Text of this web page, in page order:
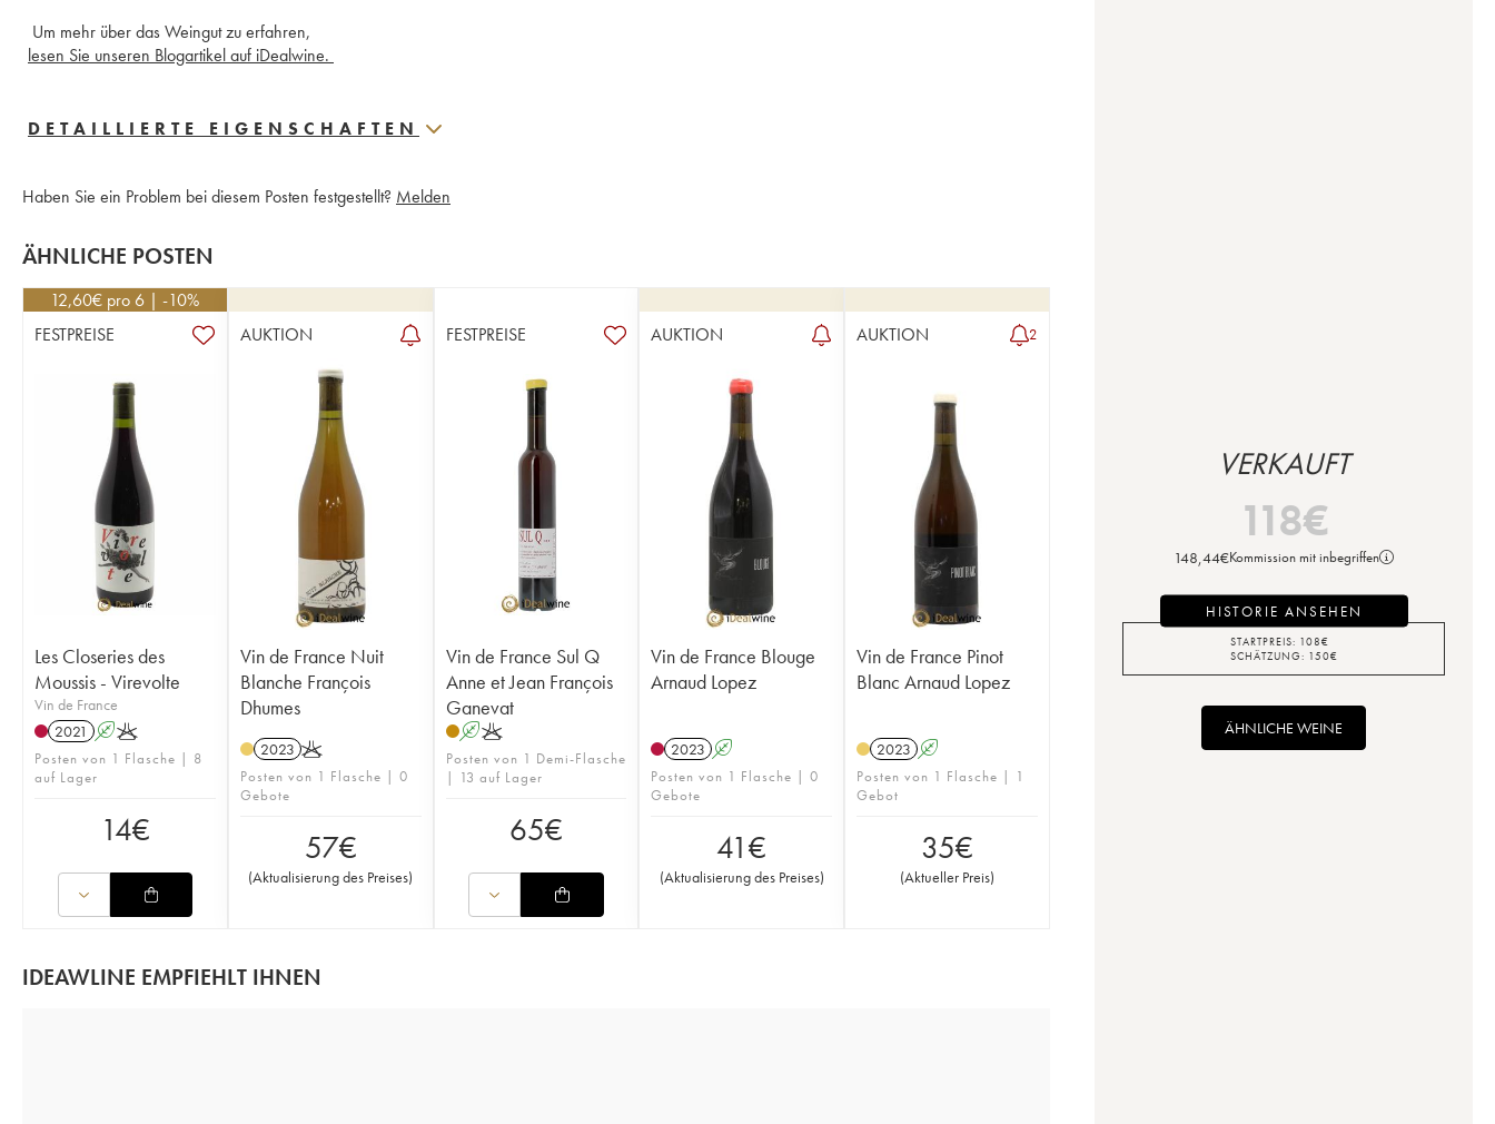
Um mehr über das Weingut zu erfahren,
DETAILLIERTE EIGENSCHAFTEN
Haben Sie ein Problem bei diesem Posten festgestellt? Melden
ÄHNLICHE POSTEN
12,60€ pro 6 | -10%
FESTPREISE
Les Closeries des
Moussis - Virevolte
Vin de France
2021
AK
Posten von 1 Flasche | 8
auf Lager
14€
AUKTION
Vin de France Nuit
Blanche François
Dhumes
2023 K
Posten von 1 Flasche | 0
Gebote
57€
(Aktualisierung des Preises)
FESTPREISE
Vin de France Sul Q
Anne et Jean François
Ganevat
AK
Posten von 1 Demi-Flasche
| 13 auf Lager
65€
AUKTION
Vin de France Blouge
Arnaud Lopez
2023 A
Posten von 1 Flasche | 0
Gebote
41€
(Aktualisierung des Preises)
AUKTION 2
Vin de France Pinot
Blanc Arnaud Lopez
2023 A
Posten von 1 Flasche | 1
Gebot
35€
(Aktueller Preis)
IDEAWLINE EMPFIEHLT IHNEN
VERKAUFT
118€
148,44€Kommission mit inbegriffen
HISTORIE ANSEHEN
STARTPREIS: 108€
SCHÄTZUNG: 150€
ÄHNLICHE WEINE